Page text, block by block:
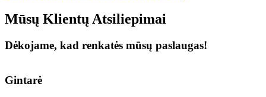
Mūsų Klientų Atsiliepimai
Dėkojame, kad renkatės mūsų paslaugas!
Gintarė